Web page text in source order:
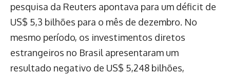
pesquisa da Reuters apontava para um déficit de
US$ 5,3 bilhões para o mês de dezembro. No
mesmo período, os investimentos diretos
estrangeiros no Brasil apresentaram um
resultado negativo de US$ 5,248 bilhões,